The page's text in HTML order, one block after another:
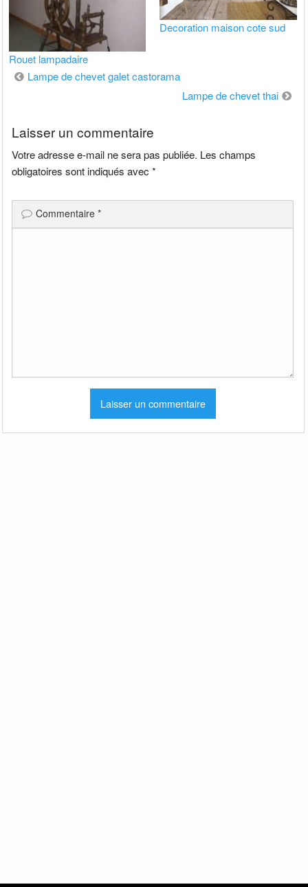
Rouet lampadaire
Decoration maison cote sud
Navigation
Lampe de chevet galet castorama
Lampe de chevet thai
Laisser un commentaire
Votre adresse e-mail ne sera pas publiée. Les champs
obligatoires sont indiqués avec*
Commentaire*